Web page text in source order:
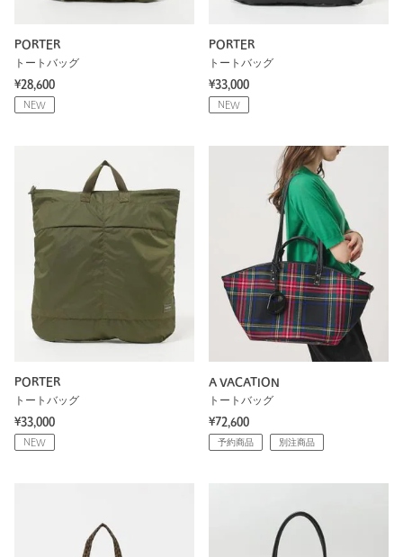
PORTER
トートバッグ
¥28,600
NEW
PORTER
トートバッグ
¥33,000
NEW
PORTER
トートバッグ
¥33,000
NEW
A VACATION
トートバッグ
¥72,600
予約商品 別注商品